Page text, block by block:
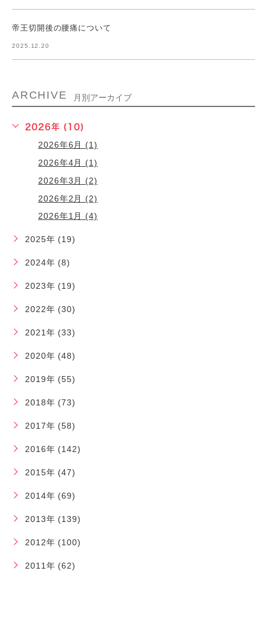
帝王切開後の腰痛について
2025.12.20
ARCHIVE 月別アーカイブ
2026年 (10)
2026年6月 (1)
2026年4月 (1)
2026年3月 (2)
2026年2月 (2)
2026年1月 (4)
2025年 (19)
2024年 (8)
2023年 (19)
2022年 (30)
2021年 (33)
2020年 (48)
2019年 (55)
2018年 (73)
2017年 (58)
2016年 (142)
2015年 (47)
2014年 (69)
2013年 (139)
2012年 (100)
2011年 (62)